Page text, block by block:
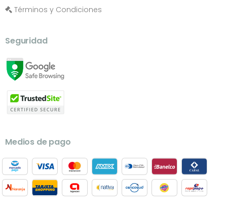
Términos y Condiciones
Seguridad
Medios de pago